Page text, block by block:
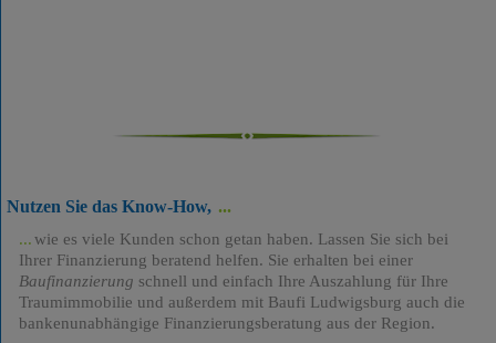
Nutzen Sie das Know-How,
wie es viele Kunden schon getan haben. Lassen Sie sich bei
Ihrer Finanzierung beratend helfen. Sie erhalten bei einer
Baufinanzierung schnell und einfach Ihre Auszahlung für Ihre
Traumimmobilie und außerdem mit Baufi Ludwigsburg auch die
bankenunabhängige Finanzierungsberatung aus der Region.